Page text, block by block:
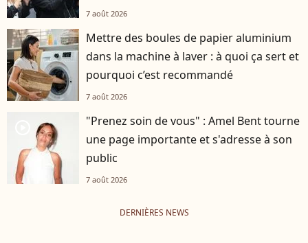
7 août 2026
Mettre des boules de papier aluminium
dans la machine à laver : à quoi ça sert et
pourquoi c’est recommandé
7 août 2026
"Prenez soin de vous" : Amel Bent tourne
une page importante et s'adresse à son
public
7 août 2026
DERNIÈRES NEWS